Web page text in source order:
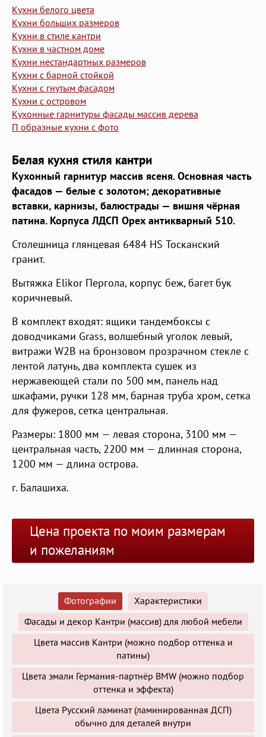
Кухни белого цвета
Кухни больших размеров
Кухни в стиле кантри
Кухни в частном доме
Кухни нестандартных размеров
Кухни с барной стойкой
Кухни с гнутым фасадом
Кухни с островом
Кухонные гарнитуры фасады массив дерева
П образные кухни с фото
Белая кухня стиля кантри
Кухонный гарнитур массив ясеня. Основная часть
фасадов — белые с золотом; декоративные
вставки, карнизы, балюстрады — вишня чёрная
патина. Корпуса ЛДСП Орех антикварный 510.
Столешница глянцевая 6484 HS Тосканский
гранит.
Вытяжка Elikor Пергола, корпус беж, багет бук
коричневый.
В комплект входят: ящики тандембоксы с
доводчиками Grass, волшебный уголок левый,
витражи W2B на бронзовом прозрачном стекле с
лентой латунь, два комплекта сушек из
нержавеющей стали по 500 мм, панель над
шкафами, ручки 128 мм, барная труба хром, сетка
для фужеров, сетка центральная.
Размеры: 1800 мм — левая сторона, 3100 мм —
центральная часть, 2200 мм — длинная сторона,
1200 мм — длина острова.
г. Балашиха.
Цена проекта по моим размерам
и пожеланиям
Фотографии
Характеристики
Фасады и декор Кантри (массив) для любой мебели
Цвета массив Кантри (можно подбор оттенка и
патины)
Цвета эмали Германия-партнёр BMW (можно подбор
оттенка и эффекта)
Цвета Русский ламинат (ламинированная ДСП)
обычно для деталей внутри